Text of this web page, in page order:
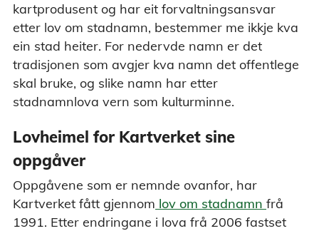
kartprodusent og har eit forvaltningsansvar
etter lov om stadnamn, bestemmer me ikkje kva
ein stad heiter. For nedervde namn er det
tradisjonen som avgjer kva namn det offentlege
skal bruke, og slike namn har etter
stadnamnlova vern som kulturminne.
Lovheimel for Kartverket sine
oppgåver
Oppgåvene som er nemnde ovanfor, har
Kartverket fått gjennom lov om stadnamn frå
1991. Etter endringane i lova frå 2006 fastset